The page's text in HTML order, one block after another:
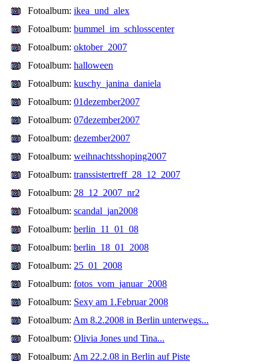
Fotoalbum: ikea_und_alex
Fotoalbum: bummel_im_schlosscenter
Fotoalbum: oktober_2007
Fotoalbum: halloween
Fotoalbum: kuschy_janina_daniela
Fotoalbum: 01dezember2007
Fotoalbum: 07dezember2007
Fotoalbum: dezember2007
Fotoalbum: weihnachtsshoping2007
Fotoalbum: transsistertreff_28_12_2007
Fotoalbum: 28_12_2007_nr2
Fotoalbum: scandal_jan2008
Fotoalbum: berlin_11_01_08
Fotoalbum: berlin_18_01_2008
Fotoalbum: 25_01_2008
Fotoalbum: fotos_vom_januar_2008
Fotoalbum: Sexy am 1.Februar 2008
Fotoalbum: Am 8.2.2008 in Berlin unterwegs...
Fotoalbum: Olivia Jones und Tina...
Fotoalbum: Am 22.2.08 in Berlin auf Piste